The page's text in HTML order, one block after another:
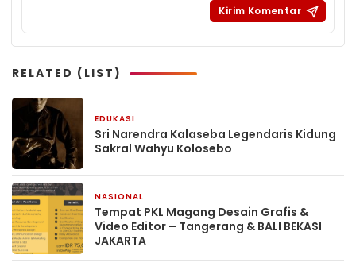
RELATED (LIST)
EDUKASI
Sri Narendra Kalaseba Legendaris Kidung
Sakral Wahyu Kolosebo
NASIONAL
Tempat PKL Magang Desain Grafis &
Video Editor – Tangerang & BALI BEKASI
JAKARTA